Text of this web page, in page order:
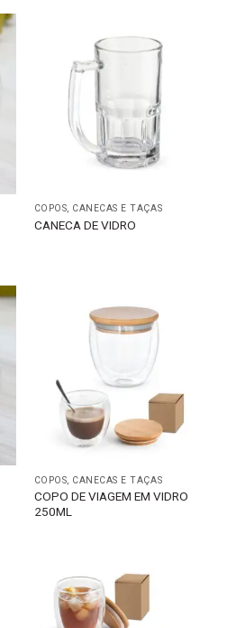
COPOS, CANECAS E TAÇAS
CANECA DE VIDRO
COPOS, CANECAS E TAÇAS
COPO DE VIAGEM EM VIDRO
250ML